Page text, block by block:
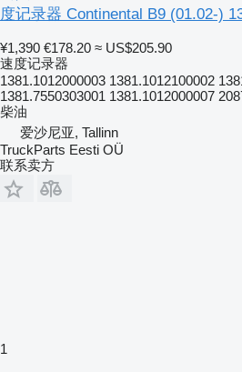
度记录器 Continental B9 (01.02-)
¥1,390 €178.20 ≈ US$205.90
速度记录器
1381.1012000003 1381.1012100002
1381.7550303001 1381.1012000007
柴油
爱沙尼亚, Tallinn
TruckParts Eesti OÜ
联系卖方
1